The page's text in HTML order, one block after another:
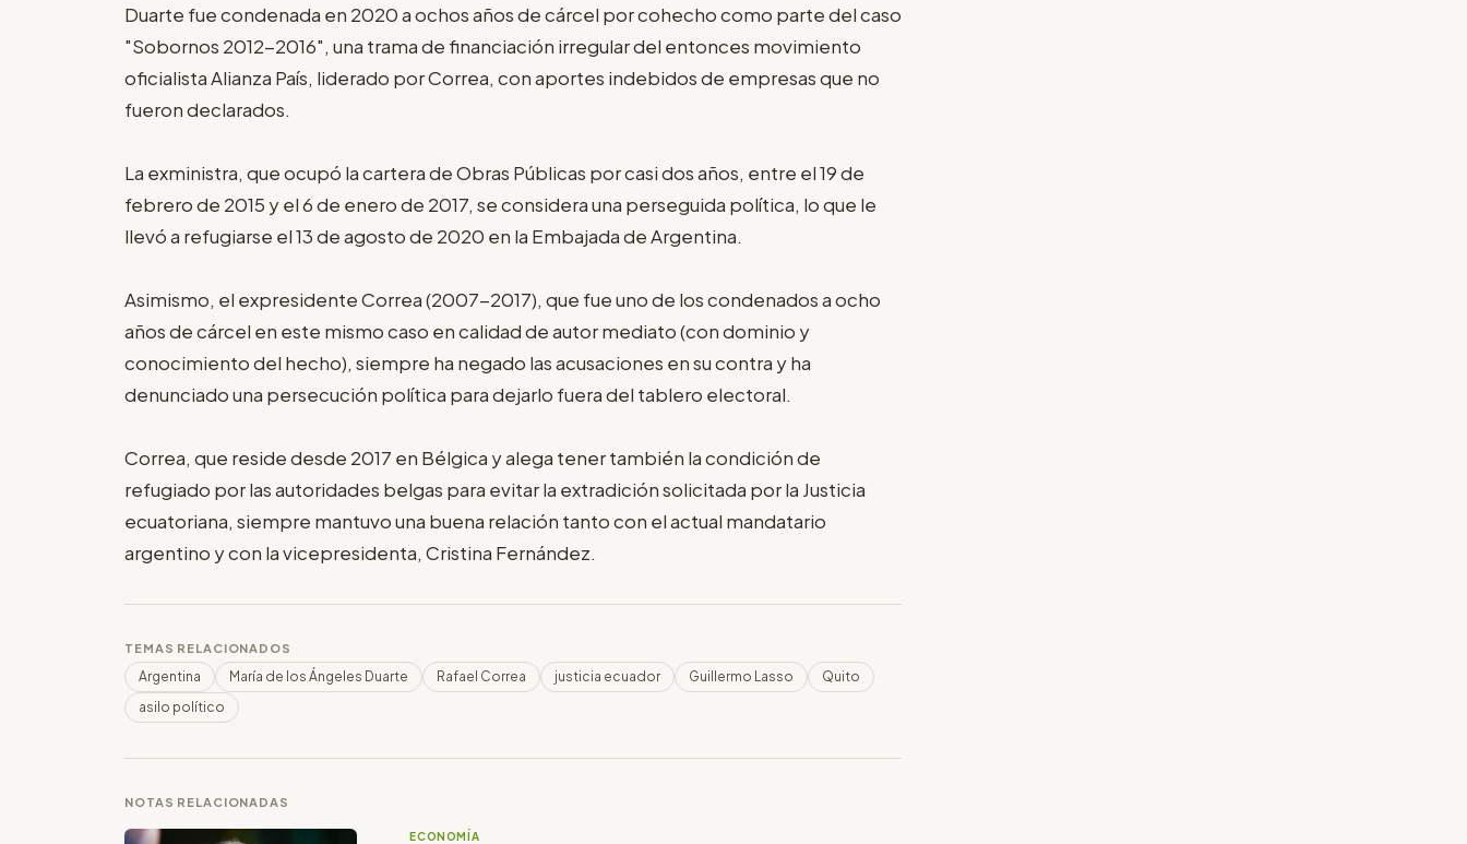
Duarte fue condenada en 2020 a ochos años de cárcel por cohecho como parte del caso
"Sobornos 2012-2016", una trama de financiación irregular del entonces movimiento
oficialista Alianza País, liderado por Correa, con aportes indebidos de empresas que no
fueron declarados.
La exministra, que ocupó la cartera de Obras Públicas por casi dos años, entre el 19 de
febrero de 2015 y el 6 de enero de 2017, se considera una perseguida política, lo que le
llevó a refugiarse el 13 de agosto de 2020 en la Embajada de Argentina.
Asimismo, el expresidente Correa (2007-2017), que fue uno de los condenados a ocho
años de cárcel en este mismo caso en calidad de autor mediato (con dominio y
conocimiento del hecho), siempre ha negado las acusaciones en su contra y ha
denunciado una persecución política para dejarlo fuera del tablero electoral.
Correa, que reside desde 2017 en Bélgica y alega tener también la condición de
refugiado por las autoridades belgas para evitar la extradición solicitada por la Justicia
ecuatoriana, siempre mantuvo una buena relación tanto con el actual mandatario
argentino y con la vicepresidenta, Cristina Fernández.
TEMAS RELACIONADOS
Argentina María de los Ángeles Duarte Rafael Correa justicia ecuador Guillermo Lasso
Quito
asilo político
NOTAS RELACIONADAS
ECONOMÍA